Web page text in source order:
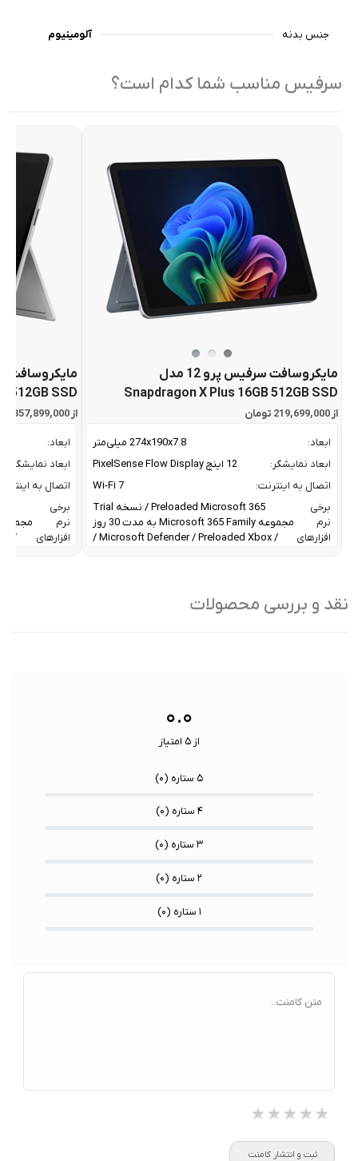
جنس بدنه آلومینیوم
سرفیس مناسب شما کدام است؟
مایکروسافت سرفیس پرو 12 مدل
Snapdragon X Plus 16GB 512GB SSD
از 219,699,000 تومان
ابعاد:
274x190x7.8 میلی‌متر
ابعاد نمایشگر:
12 اینچ PixelSense Flow Display
اتصال به اینترنت:
Wi-Fi 7
برخی
نرم
افزارهای
Preloaded Microsoft 365 / نسخه Trial
مجموعه Microsoft 365 Family به مدت 30 روز
/ Microsoft Defender / Preloaded Xbox /
پردازنده گرافیکی:
512GB SSD
از 357,899,000 تومان
ابعاد:
ابعاد نمایشگر:
اتصال به
برخی
نرم
افزارهای
نقد و بررسی محصولات
۰.۰
از ۵ امتیاز
۵ ستاره ( ۰)
۴ ستاره ( ۰)
۳ ستاره ( ۰)
۲ ستاره ( ۰)
۱ ستاره ( ۰)
متن کامنت...
★★★★★
★★★★★
★★★★★
ثبت و انتشار کامنت